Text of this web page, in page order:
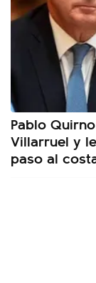
Pablo
Villarruel y
paso al